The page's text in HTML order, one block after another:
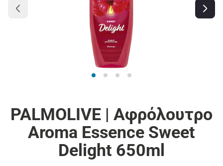
PALMOLIVE | Αφρόλουτρο
Aroma Essence Sweet
Delight 650ml